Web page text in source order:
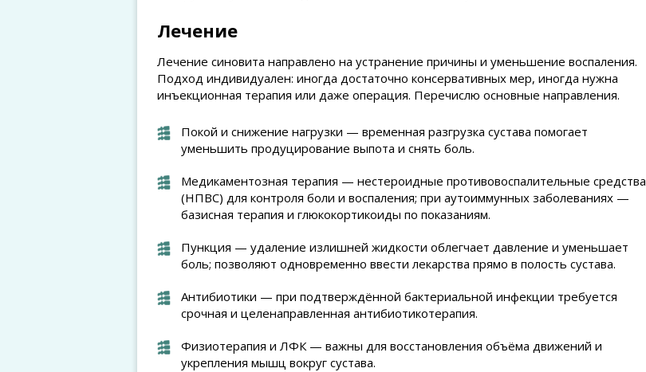
Лечение
Лечение синовита направлено на устранение причины и уменьшение воспаления.
Подход индивидуален: иногда достаточно консервативных мер, иногда нужна
инъекционная терапия или даже операция. Перечислю основные направления.
Покой и снижение нагрузки — временная разгрузка сустава помогает
уменьшить продуцирование выпота и снять боль.
Медикаментозная терапия — нестероидные противовоспалительные средства
(НПВС) для контроля боли и воспаления; при аутоиммунных заболеваниях —
базисная терапия и глюкокортикоиды по показаниям.
Пункция — удаление излишней жидкости облегчает давление и уменьшает
боль; позволяют одновременно ввести лекарства прямо в полость сустава.
Антибиотики — при подтверждённой бактериальной инфекции требуется
срочная и целенаправленная антибиотикотерапия.
Физиотерапия и ЛФК — важны для восстановления объёма движений и
укрепления мышц вокруг сустава.